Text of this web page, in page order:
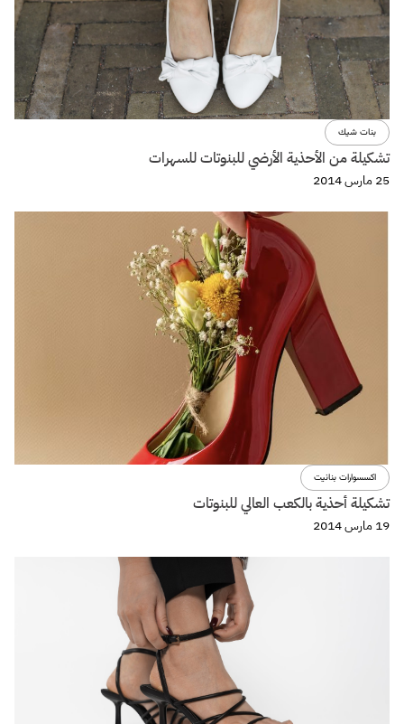
بنات شيك
تشكيلة من الأحذية الأرضي للبنوتات للسهرات
25 مارس 2014
اكسسوارات بنانيت
تشكيلة أحذية بالكعب العالي للبنوتات
19 مارس 2014